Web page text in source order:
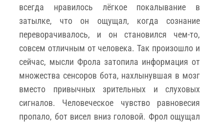
всегда нравилось лёгкое покалывание в
затылке, что он ощущал, когда сознание
переворачивалось, и он становился чем-то,
совсем отличным от человека. Так произошло и
сейчас, мысли Фрола затопила информация от
множества сенсоров бота, нахлынувшая в мозг
вместо привычных зрительных и слуховых
сигналов. Человеческое чувство равновесия
пропало, бот висел вниз головой. Фрол ощущал